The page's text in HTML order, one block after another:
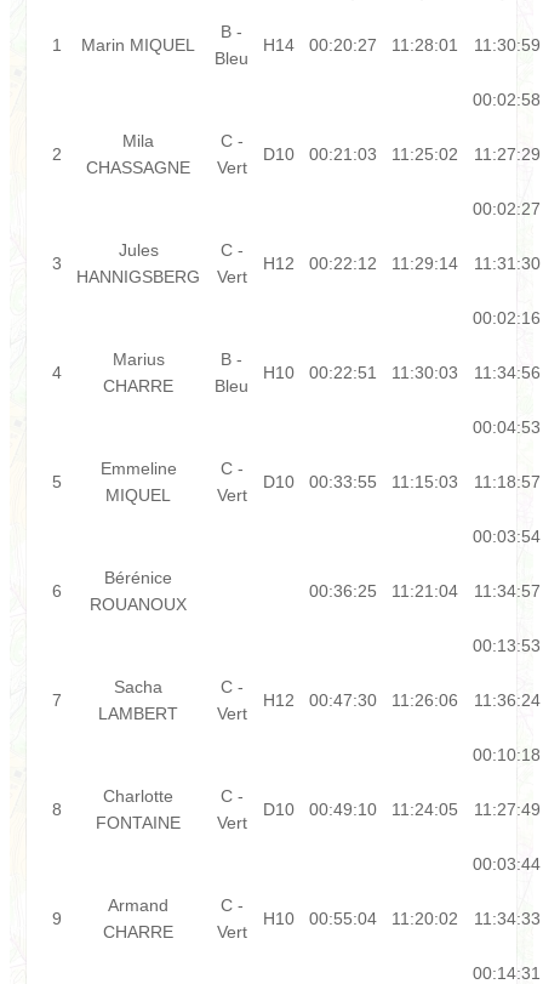
1 Marin MIQUEL
B -
Bleu
H14 00:20:27 11:28:01 11:30:59
00:02:58
2
Mila
CHASSAGNE
C -
Vert
D10 00:21:03 11:25:02 11:27:29
00:02:27
3
Jules
HANNIGSBERG
C -
Vert
H12 00:22:12 11:29:14 11:31:30
00:02:16
4
Marius
CHARRE
B -
Bleu
H10 00:22:51 11:30:03 11:34:56
00:04:53
5
Emmeline
MIQUEL
C -
Vert
D10 00:33:55 11:15:03 11:18:57
00:03:54
6
Bérénice
ROUANOUX
00:36:25 11:21:04 11:34:57
00:13:53
7
Sacha
LAMBERT
C -
Vert
H12 00:47:30 11:26:06 11:36:24
00:10:18
8
Charlotte
FONTAINE
C -
Vert
D10 00:49:10 11:24:05 11:27:49
00:03:44
9
Armand
CHARRE
C -
Vert
H10 00:55:04 11:20:02 11:34:33
00:14:31